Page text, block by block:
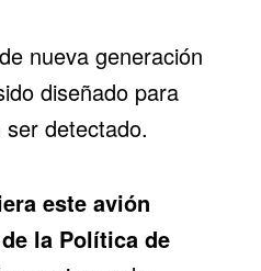
nueva generación
diseñado para
detectado.
este avión
la Política de